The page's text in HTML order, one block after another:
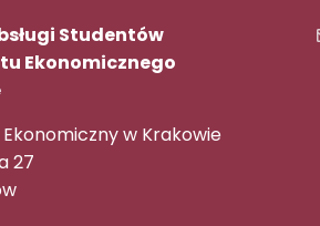
Studentów
Ekonomicznego
w Krakowie
27